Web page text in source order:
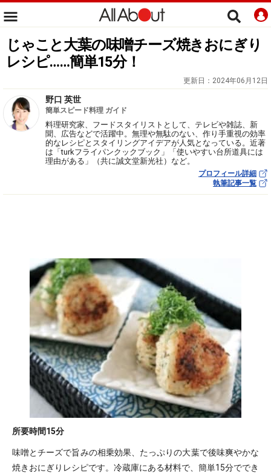
じゃこと大葉の味噌チーズ焼きおにぎり
レシピ……簡単15分！
更新日： 2024年06月12日
野口 英世
簡単スピード料理 ガイド
料理研究家、フードスタイリストとして、テレビや雑誌、新
聞、広告などで活躍中。無理や無駄のない、作り手重視の効率
的なレシピとスタイリングアイデアが人気となっている。近著
は「turkフライパンクックブック」「使いやすい台所道具には
理由がある」（共に誠文堂新光社）など。
プロフィール詳細
執筆記事一覧
所要時間15分
味噌とチーズで旨みの相乗効果、たっぷりの大葉で後味爽やかな
焼きおにぎりレシピです。冷蔵庫にある材料で、簡単15分ででき